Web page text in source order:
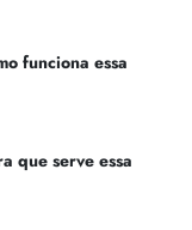
funciona essa
que serve essa